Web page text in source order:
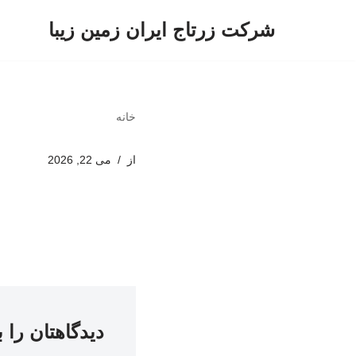
شرکت زرتاج ایران زمین زیبا
خانه
از می 22, 2026
دیدگاهتان را